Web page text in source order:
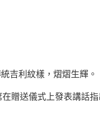
吉利紋樣，熠熠生輝。
贈送儀式上發表講話